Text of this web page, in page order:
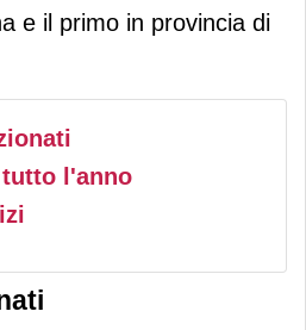
e il primo in provincia di
tutto l'anno